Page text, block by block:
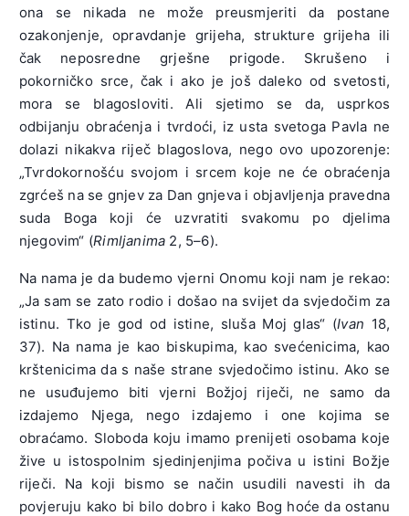
ona se nikada ne može preusmjeriti da postane
ozakonjenje, opravdanje grijeha, strukture grijeha ili
čak neposredne grješne prigode. Skrušeno i
pokorničko srce, čak i ako je još daleko od svetosti,
mora se blagosloviti. Ali sjetimo se da, usprkos
odbijanju obraćenja i tvrdoći, iz usta svetoga Pavla ne
dolazi nikakva riječ blagoslova, nego ovo upozorenje:
„Tvrdokornošću svojom i srcem koje ne će obraćenja
zgrćeš na se gnjev za Dan gnjeva i objavljenja pravedna
suda Boga koji će uzvratiti svakomu po djelima
njegovim“ (Rimljanima 2, 5–6).
Na nama je da budemo vjerni Onomu koji nam je rekao:
„Ja sam se zato rodio i došao na svijet da svjedočim za
istinu. Tko je god od istine, sluša Moj glas“ (Ivan 18,
37). Na nama je kao biskupima, kao svećenicima, kao
krštenicima da s naše strane svjedočimo istinu. Ako se
ne usuđujemo biti vjerni Božjoj riječi, ne samo da
izdajemo Njega, nego izdajemo i one kojima se
obraćamo. Sloboda koju imamo prenijeti osobama koje
žive u istospolnim sjedinjenjima počiva u istini Božje
riječi. Na koji bismo se način usudili navesti ih da
povjeruju kako bi bilo dobro i kako Bog hoće da ostanu